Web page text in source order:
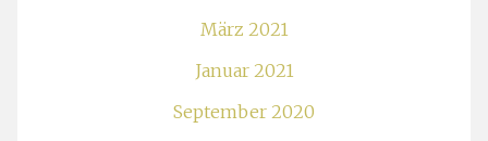
März 2021
Januar 2021
September 2020